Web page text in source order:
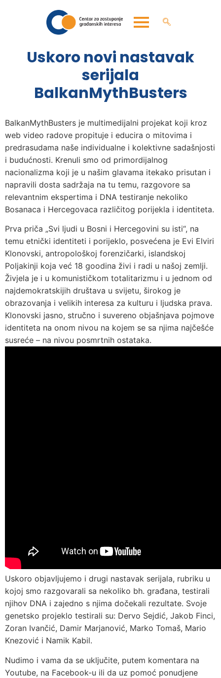
Uskoro novi nastavak
serijala
BalkanMythBusters
BalkanMythBusters je multimedijalni projekat koji kroz
web video radove propituje i educira o mitovima i
predrasudama naše individualne i kolektivne sadašnjosti
i budućnosti. Krenuli smo od primordijalnog
nacionalizma koji je u našim glavama itekako prisutan i
napravili dosta sadržaja na tu temu, razgovore sa
relevantnim ekspertima i DNA testiranje nekoliko
Bosanaca i Hercegovaca različitog porijekla i identiteta.
Prva priča „Svi ljudi u Bosni i Hercegovini su isti“, na
temu etnički identiteti i porijeklo, posvećena je Evi Elviri
Klonovski, antropološkoj forenzičarki, islandskoj
Poljakinji koja već 18 goodina živi i radi u našoj zemlji.
Živjela je i u komunističkom totalitarizmu i u jednom od
najdemokratskijih društava u svijetu, širokog je
obrazovanja i velikih interesa za kulturu i ljudska prava.
Klonovski jasno, stručno i suvereno objašnjava pojmove
identiteta na onom nivou na kojem se sa njima najčešće
susreće – na nivou posmrtnih ostataka.
Uskoro objavljujemo i drugi nastavak serijala, rubriku u
kojoj smo razgovarali sa nekoliko bh. građana, testirali
njihov DNA i zajedno s njima dočekali rezultate. Svoje
genetsko projeklo testirali su: Dervo Sejdić, Jakob Finci,
Zoran Ivančić, Damir Marjanović, Marko Tomaš, Mario
Knezović i Namik Kabil.
Nudimo i vama da se uključite, putem komentara na
Youtube, na Facebook-u ili da uz pomoć ponudjene